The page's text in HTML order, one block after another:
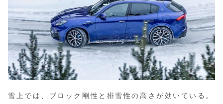
雪上では、ブロック剛性と排雪性の高さが効いている。